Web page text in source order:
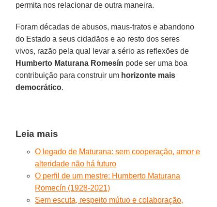
permita nos relacionar de outra maneira.
Foram décadas de abusos, maus-tratos e abandono
do Estado a seus cidadãos e ao resto dos seres
vivos, razão pela qual levar a sério as reflexões de
Humberto Maturana Romesín pode ser uma boa
contribuição para construir um horizonte mais
democrático.
Leia mais
O legado de Maturana: sem cooperação, amor e
alteridade não há futuro
O perfil de um mestre: Humberto Maturana
Romecín (1928-2021)
Sem escuta, respeito mútuo e colaboração,